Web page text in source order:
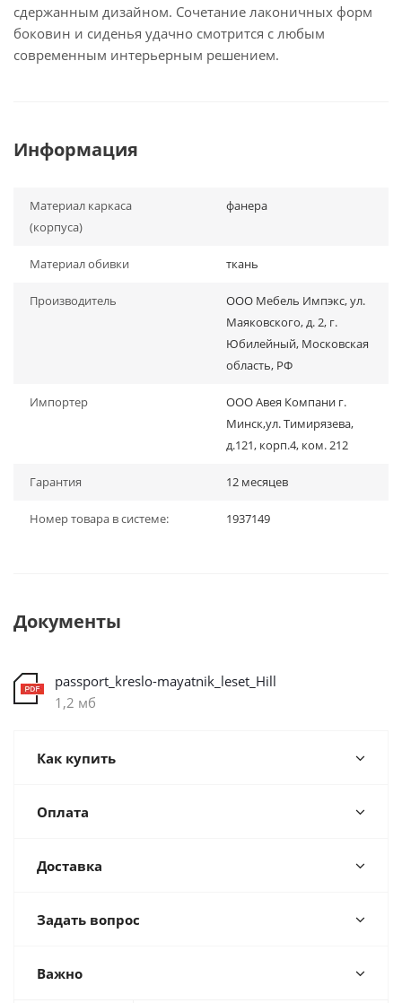
сдержанным дизайном. Сочетание лаконичных форм
боковин и сиденья удачно смотрится с любым
современным интерьерным решением.
Информация
Материал каркаса
(корпуса)
фанера
Материал обивки ткань
Производитель
ООО Мебель Импэкс, ул.
Маяковского, д. 2, г.
Юбилейный, Московская
область, РФ
Импортер
ООО Авея Компани г.
Минск,ул. Тимирязева,
д.121, корп.4, ком. 212
Гарантия 12 месяцев
Номер товара в системе: 1937149
Документы
passport_kreslo-mayatnik_leset_Hill
1,2 мб
Как купить
Оплата
Доставка
Задать вопрос
Важно